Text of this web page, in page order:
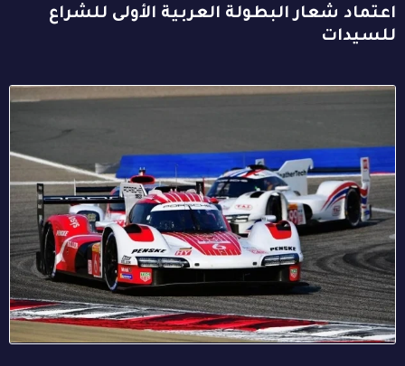
اعتماد شعار البطولة العربية الأولى للشراع
للسيدات